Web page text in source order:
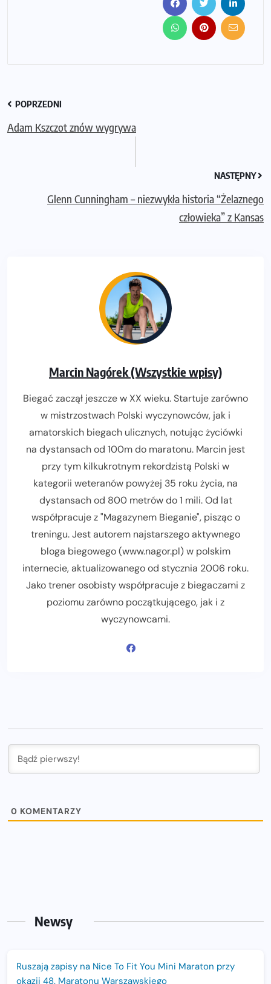
POPRZEDNI
Adam Kszczot znów wygrywa
NASTĘPNY
Glenn Cunningham – niezwykła historia “Żelaznego
człowieka” z Kansas
Marcin Nagórek (Wszystkie wpisy)
Biegać zaczął jeszcze w XX wieku. Startuje zarówno
w mistrzostwach Polski wyczynowców, jak i
amatorskich biegach ulicznych, notując życiówki
na dystansach od 100m do maratonu. Marcin jest
przy tym kilkukrotnym rekordzistą Polski w
kategorii weteranów powyżej 35 roku życia, na
dystansach od 800 metrów do 1 mili. Od lat
współpracuje z "Magazynem Bieganie", pisząc o
treningu. Jest autorem najstarszego aktywnego
bloga biegowego (www.nagor.pl) w polskim
internecie, aktualizowanego od stycznia 2006 roku.
Jako trener osobisty współpracuje z biegaczami z
poziomu zarówno początkującego, jak i z
wyczynowcami.
0 KOMENTARZY
Newsy
Ruszają zapisy na Nice To Fit You Mini Maraton przy
okazji 48. Maratonu Warszawskiego